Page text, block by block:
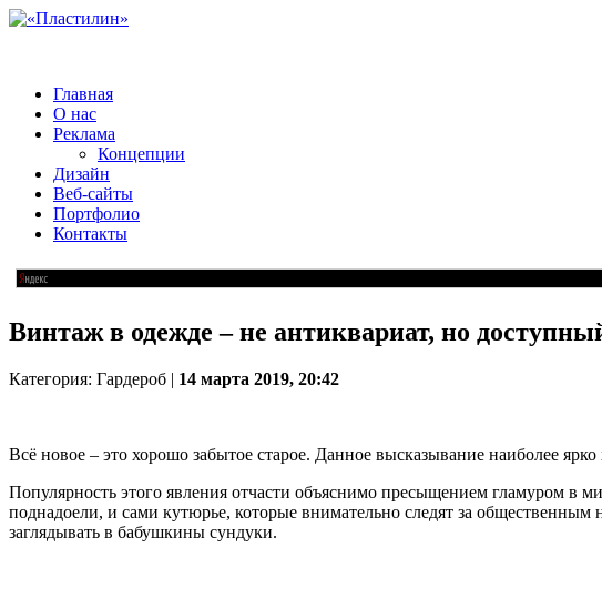
Главная
О нас
Реклама
Концепции
Дизайн
Веб-сайты
Портфолио
Контакты
Винтаж в одежде – не антиквариат, но
Категория: Гардероб | 14 марта 2019, 20:42
Всё новое – это хорошо забытое старое. Данное высказывание наиболее
Популярность этого явления отчасти объяснимо пресыщением гламуром
поднадоели, и сами кутюрье, которые внимательно следят за
заглядывать в бабушкины сундуки.